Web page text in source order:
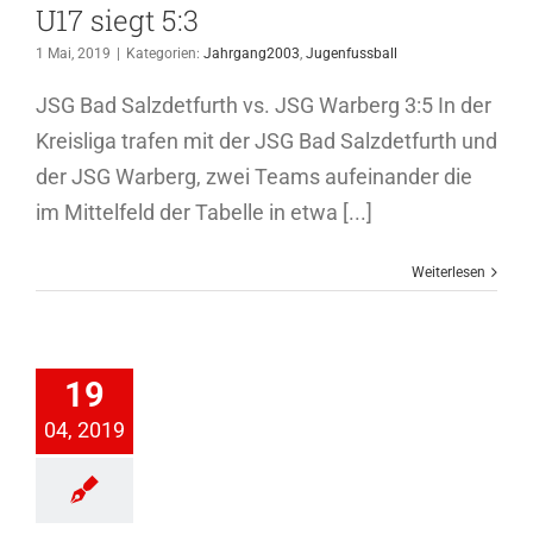
U17 siegt 5:3
1 Mai, 2019 Kategorien: Jahrgang2003, Jugenfussball
JSG Bad Salzdetfurth vs. JSG Warberg 3:5 In der
Kreisliga trafen mit der JSG Bad Salzdetfurth und
der JSG Warberg, zwei Teams aufeinander die
im Mittelfeld der Tabelle in etwa [...]
Weiterlesen
19
04, 2019
„All-Star“